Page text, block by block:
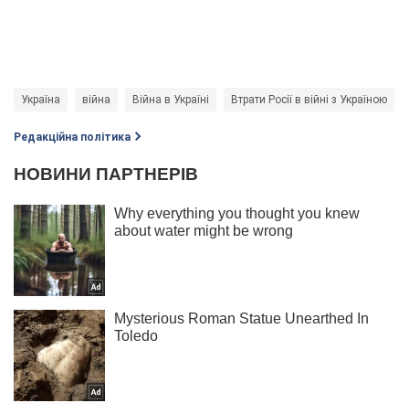
Україна війна Війна в Україні Втрати Росії в війні з Україною
Редакційна політика